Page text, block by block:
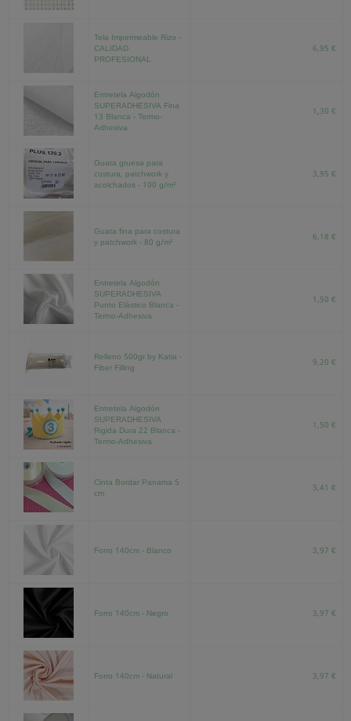
Tela Impermeable Rizo -
CALIDAD
PROFESIONAL
6,95 €
Entretela Algodón
SUPERADHESIVA Fina
13 Blanca - Termo-
Adhesiva
1,30 €
Guata gruesa para
costura, patchwork y
acolchados - 100 g/m²
3,95 €
Guata fina para costura
y patchwork - 80 g/m²
6,18 €
Entretela Algodón
SUPERADHESIVA
Punto Elástico Blanca -
Termo-Adhesiva
1,50 €
Relleno 500gr by Katia -
Fiber Filling
9,20 €
Entretela Algodón
SUPERADHESIVA
Rigida Dura 22 Blanca -
Termo-Adhesiva
1,50 €
Cinta Bordar Panama 5
cm
3,41 €
Forro 140cm - Blanco 3,97 €
Forro 140cm - Negro 3,97 €
Forro 140cm - Natural 3,97 €